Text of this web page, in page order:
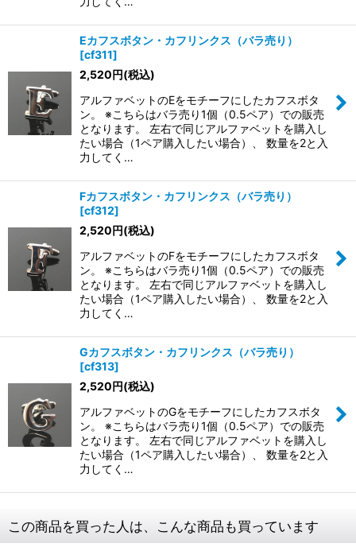
Eカフスボタン・カフリンクス（バラ売り）
[cf311]
2,520円(税込)
アルファベットのEをモチーフにしたカフスボタ
ン。 ※こちらはバラ売り1個（0.5ペア）での販売
となります。 左右で同じアルファベットを購入し
たい場合（1ペア購入したい場合）、 数量を2と入
力してく…
Fカフスボタン・カフリンクス（バラ売り）
[cf312]
2,520円(税込)
アルファベットのFをモチーフにしたカフスボタ
ン。 ※こちらはバラ売り1個（0.5ペア）での販売
となります。 左右で同じアルファベットを購入し
たい場合（1ペア購入したい場合）、 数量を2と入
力してく…
Gカフスボタン・カフリンクス（バラ売り）
[cf313]
2,520円(税込)
アルファベットのGをモチーフにしたカフスボタ
ン。 ※こちらはバラ売り1個（0.5ペア）での販売
となります。 左右で同じアルファベットを購入し
たい場合（1ペア購入したい場合）、 数量を2と入
力してく…
この商品を買った人は、こんな商品も買っています